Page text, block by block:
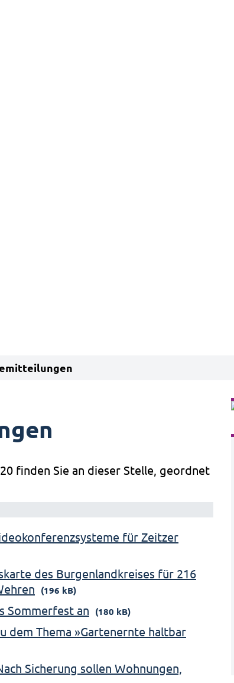
finden Sie an dieser Stelle, geordnet
für Zeitzer
des Burgenlandkreises für 216
(196 kB)
Sommerfest an (180 kB)
dem Thema »Gartenernte haltbar
Sicherung sollen Wohnungen,